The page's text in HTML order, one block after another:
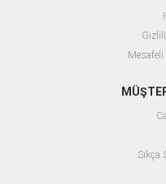
Mesafeli
Sıkça